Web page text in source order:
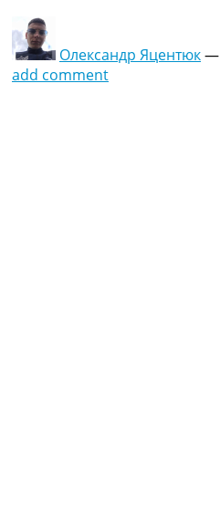
Олександр Яцентюк—
add comment